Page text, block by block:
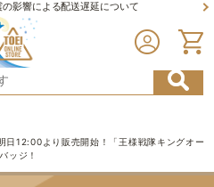
の影響による配送遅延について
日12:00より販売開始！「王様戦隊キングオー
ッジ！